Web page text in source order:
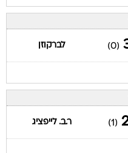
(0) לברקוזן
(1) ר.ב. לייפציג